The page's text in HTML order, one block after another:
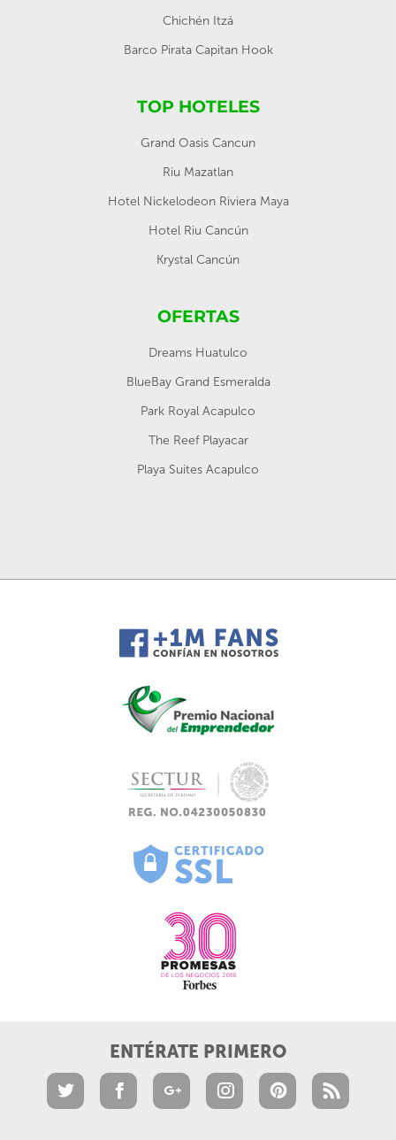
Chichén Itzá
Barco Pirata Capitan Hook
TOP HOTELES
Grand Oasis Cancun
Riu Mazatlan
Hotel Nickelodeon Riviera Maya
Hotel Riu Cancún
Krystal Cancún
OFERTAS
Dreams Huatulco
BlueBay Grand Esmeralda
Park Royal Acapulco
The Reef Playacar
Playa Suites Acapulco
ENTÉRATE PRIMERO